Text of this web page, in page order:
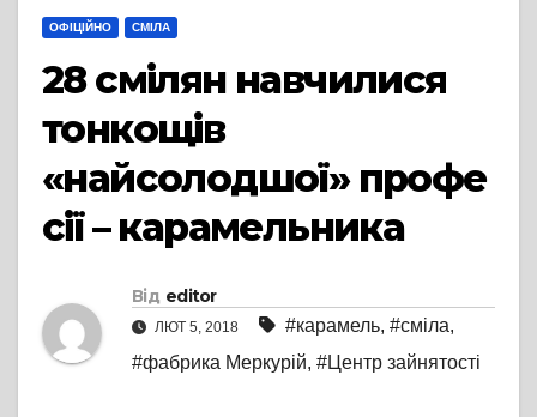
ОФІЦІЙНО СМІЛА
28 смілян навчилися
тонкощів
«найсолодшої» профе
сії – карамельника
Від editor
ЛЮТ 5, 2018 #карамель, #сміла,
#фабрика Меркурій, #Центр зайнятості